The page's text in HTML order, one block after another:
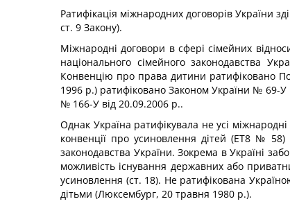
Ратифікація міжнародних договорів України
ст. 9 Закону).
Міжнародні договори в сфері сімейних
національного сімейного законодавства
Конвенцію про права дитини ратифіковано
1996 р.) ратифіковано Законом України № 69-
№ 166-У від 20.09.2006 р..
Однак Україна ратифікувала не усі
конвенції про усиновлення дітей (ЕТ8 №
законодавства України. Зокрема в Україні
можливість існування державних або
усиновлення (ст. 18). Не ратифікована
дітьми (Люксембург, 20 травня 1980 р.).